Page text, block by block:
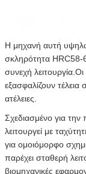
Η μηχανή αυτή
σκληρότητα HRC58-
συνεχή
εξασφαλίζουν
ατέλειες.
Σχεδιασμένο για
λειτουργεί με
για ομοιόμορφο
παρέχει σταθερή
βιομηχανικές